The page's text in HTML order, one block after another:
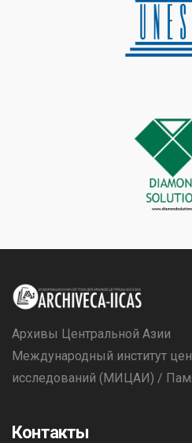
Архивы Центральной Азии
Международный институт
исследований (МИЦАИ) /
Контакты